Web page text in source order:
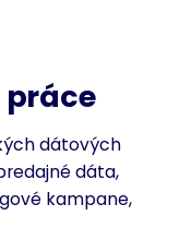
dátových
dáta,
kampane,